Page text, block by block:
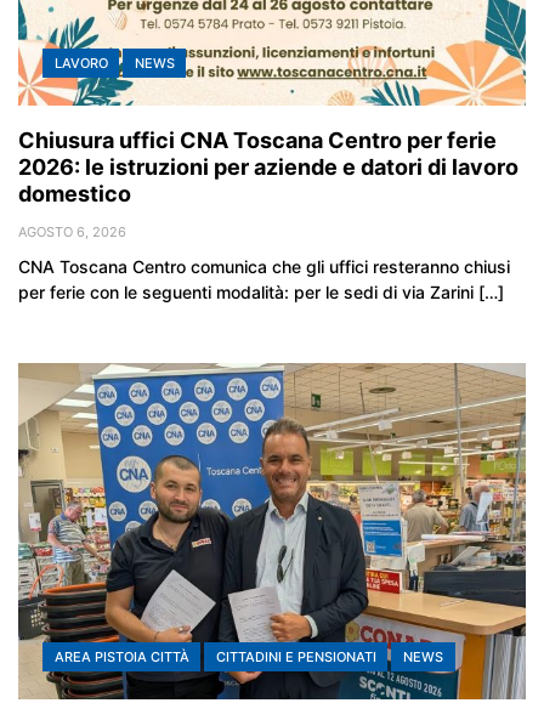
LAVORO NEWS
Chiusura uffici CNA Toscana Centro per ferie
2026: le istruzioni per aziende e datori di lavoro
domestico
AGOSTO 6, 2026
CNA Toscana Centro comunica che gli uffici resteranno chiusi
per ferie con le seguenti modalità: per le sedi di via Zarini […]
AREA PISTOIA CITTÀ CITTADINI E PENSIONATI NEWS